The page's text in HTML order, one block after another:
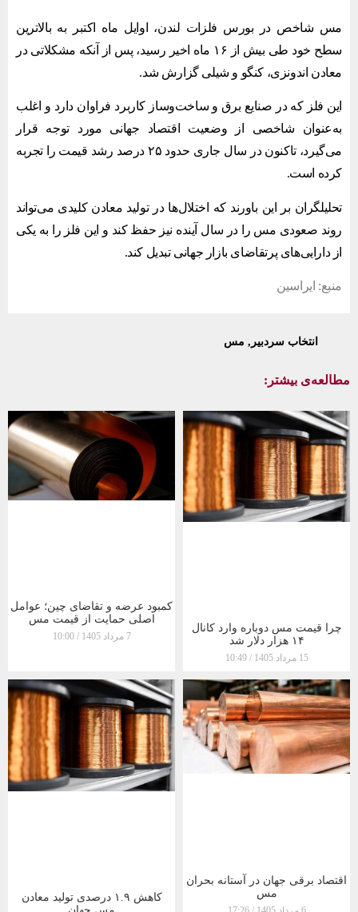
مس شاخص در بورس فلزات لندن، اوایل ماه اکتبر به بالاترین
سطح خود طی بیش از ۱۶ ماه اخیر رسید، پس از آنکه مشکلاتی در
معادن اندونزی، کنگو و شیلی گزارش شد.
این فلز که در صنایع برق و ساخت‌وساز کاربرد فراوان دارد و اغلب
به‌عنوان شاخصی از وضعیت اقتصاد جهانی مورد توجه قرار
می‌گیرد، تاکنون در سال جاری حدود ۲۵ درصد رشد قیمت را تجربه
کرده است.
تحلیلگران بر این باورند که اختلال‌ها در تولید معادن کلیدی می‌تواند
روند صعودی مس را در سال آینده نیز حفظ کند و این فلز را به یکی
از دارایی‌های پرتقاضای بازار جهانی تبدیل کند.
منبع: ایراسین
انتخاب سردبیر , مس
مطالعه‌ی بیشتر:
چرا قیمت مس دوباره وارد کانال
۱۴ هزار دلار شد
15 مرداد 1405 10:49
کمبود عرضه و تقاضای چین؛ عوامل
اصلی حمایت از قیمت مس
7 مرداد 1405 10:00
اقتصاد برقی جهان در آستانه بحران
مس
کاهش ۱.۹ درصدی تولید معادن